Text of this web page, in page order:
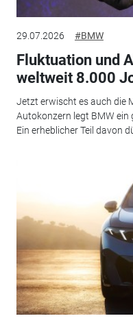
29.07.2026 #BMW
Fluktuation und
weltweit 8.000
Jetzt erwischt es auch die
Autokonzern legt BMW ein
Ein erheblicher Teil davon